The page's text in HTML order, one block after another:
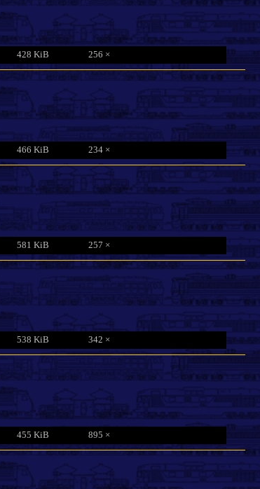
428 KiB 256 ×
466 KiB 234 ×
581 KiB 257 ×
538 KiB 342 ×
455 KiB 895 ×